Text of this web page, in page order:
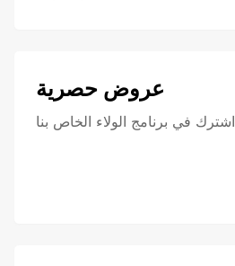
عروض حصرية
اشترك في برنامج الولاء الخاص بنا